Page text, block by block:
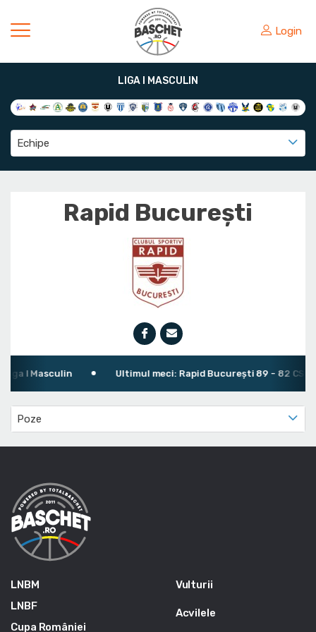
Login
LIGA I MASCULIN
Echipe
Rapid București
I Masculin Ultimul meci: Rapid București 89 - 82 CSO
Poze
LNBM
LNBF
Cupa României
Vulturii
Acvilele